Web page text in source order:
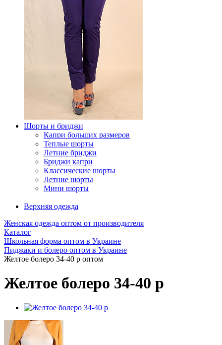
Шорты и бриджи
Капри больших размеров
Теплые шорты
Летние бриджи
Бриджи капри
Классические шорты
Летние шорты
Мини шорты
Верхняя одежда
Женская одежда оптом от производителя
Каталог
Школьная форма оптом в Украине
Пиджаки и болеро оптом в Украине
Желтое болеро 34-40 р оптом
Желтое болеро 34-40 р